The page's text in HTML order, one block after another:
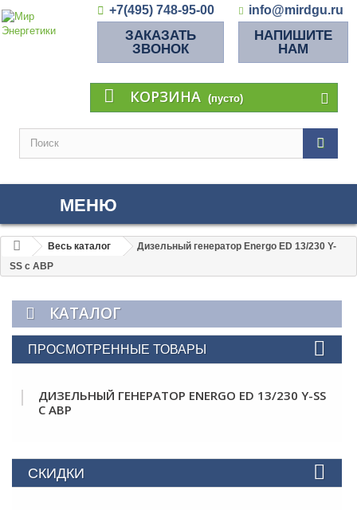
+7(495) 748-95-00 info@mirdgu.ru
ЗАКАЗАТЬ
ЗВОНОК
НАПИШИТЕ
НАМ
КОРЗИНА (пусто)
МЕНЮ
Весь каталог
Дизельный генератор Energo ED 13/230 Y-
SS с АВР
КАТАЛОГ
ПРОСМОТРЕННЫЕ ТОВАРЫ
ДИЗЕЛЬНЫЙ ГЕНЕРАТОР ENERGO ED 13/230 Y-SS
С АВР
СКИДКИ